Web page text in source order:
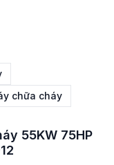
chữa cháy
55KW 75HP